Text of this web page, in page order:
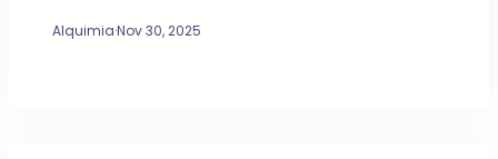
Alquimia·Nov 30, 2025